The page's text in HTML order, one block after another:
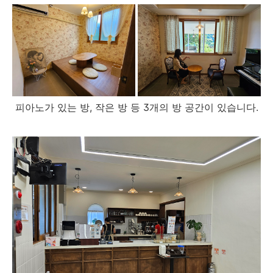
피아노가 있는 방, 작은 방 등 3개의 방 공간이 있습니다.